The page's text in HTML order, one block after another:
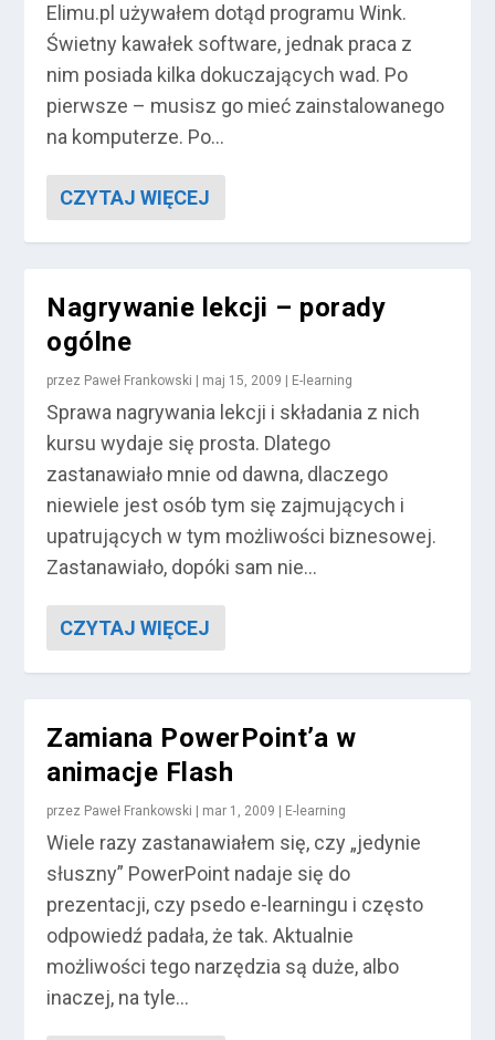
Elimu.pl używałem dotąd programu Wink.
Świetny kawałek software, jednak praca z
nim posiada kilka dokuczających wad. Po
pierwsze – musisz go mieć zainstalowanego
na komputerze. Po...
CZYTAJ WIĘCEJ
Nagrywanie lekcji – porady
ogólne
przez Paweł Frankowski maj 15, 2009 E-learning
Sprawa nagrywania lekcji i składania z nich
kursu wydaje się prosta. Dlatego
zastanawiało mnie od dawna, dlaczego
niewiele jest osób tym się zajmujących i
upatrujących w tym możliwości biznesowej.
Zastanawiało, dopóki sam nie...
CZYTAJ WIĘCEJ
Zamiana PowerPoint’a w
animacje Flash
przez Paweł Frankowski mar 1, 2009 E-learning
Wiele razy zastanawiałem się, czy „jedynie
słuszny” PowerPoint nadaje się do
prezentacji, czy psedo e-learningu i często
odpowiedź padała, że tak. Aktualnie
możliwości tego narzędzia są duże, albo
inaczej, na tyle...